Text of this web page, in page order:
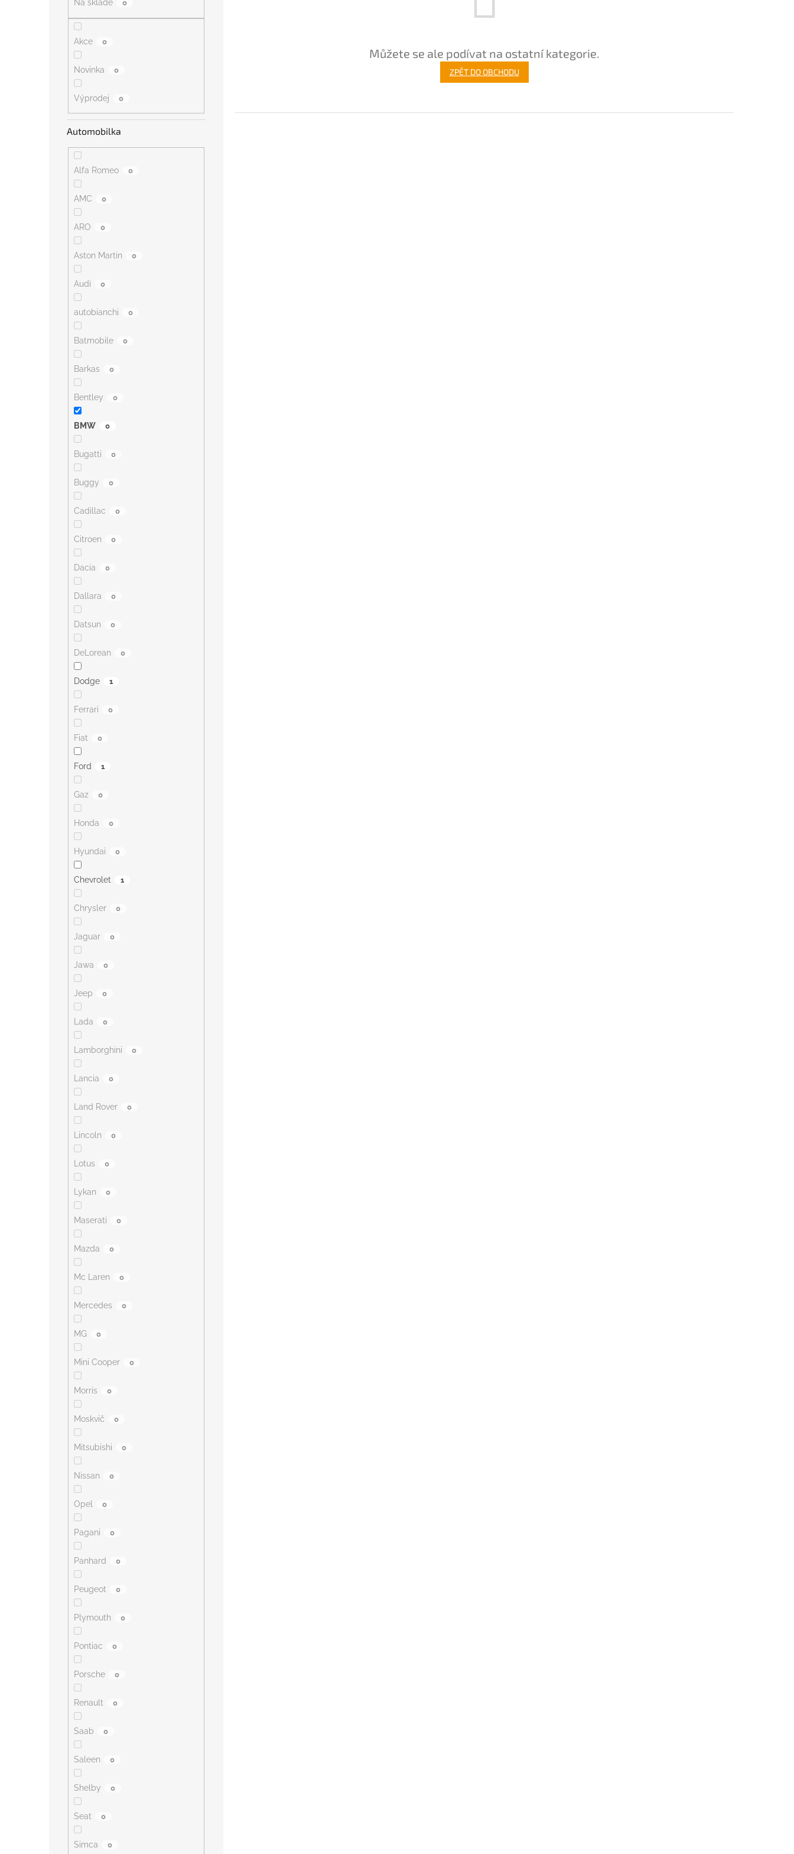
Na skladě 0
Akce 0
Novinka 0
Výprodej 0
Automobilka
Alfa Romeo 0
AMC 0
ARO 0
Aston Martin 0
Audi 0
autobianchi 0
Batmobile 0
Barkas 0
Bentley 0
BMW 0
Bugatti 0
Buggy 0
Cadillac 0
Citroen 0
Dacia 0
Dallara 0
Datsun 0
DeLorean 0
Dodge 1
Ferrari 0
Fiat 0
Ford 1
Gaz 0
Honda 0
Hyundai 0
Chevrolet 1
Chrysler 0
Jaguar 0
Jawa 0
Jeep 0
Lada 0
Lamborghini 0
Lancia 0
Land Rover 0
Lincoln 0
Lotus 0
Lykan 0
Maserati 0
Mazda 0
Mc Laren 0
Mercedes 0
MG 0
Mini Cooper 0
Morris 0
Moskvič 0
Mitsubishi 0
Nissan 0
Opel 0
Pagani 0
Panhard 0
Peugeot 0
Plymouth 0
Pontiac 0
Porsche 0
Renault 0
Saab 0
Saleen 0
Shelby 0
Seat 0
Simca 0
Můžete se ale podívat na ostatní kategorie.
ZPĚT DO OBCHODU